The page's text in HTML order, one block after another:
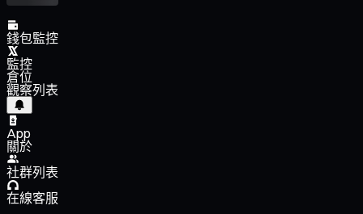
錢包監控
監控
倉位
觀察列表
App
關於
社群列表
在線客服